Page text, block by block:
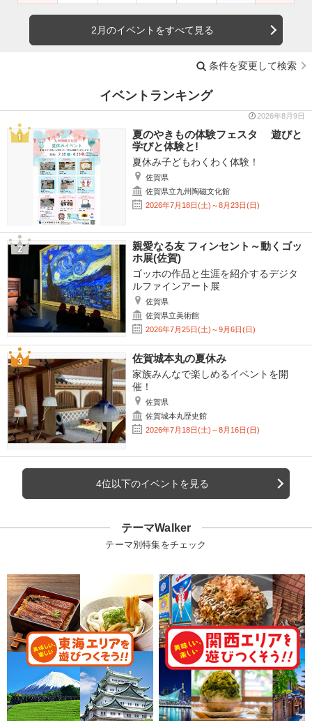
2月のイベントをすべて見る
条件を変更して検索
イベントランキング
2026年8月9日
夏のやきもの体験フェスタ 遊びと
学びと体験と!
夏休み子どもわくわく体験！
佐賀県
佐賀県立九州陶磁文化館
2026年7月18日(土)～8月23日(日)
親愛なる友 フィンセント～動くゴッ
ホ展(佐賀)
ゴッホの作品と生涯を紹介するデジタ
ルファインアート展
佐賀県
佐賀県立美術館
2026年7月25日(土)～9月6日(日)
佐賀城本丸の夏休み
家族みんなで楽しめるイベントを開
催！
佐賀県
佐賀城本丸歴史館
2026年7月18日(土)～8月16日(日)
4位以下のイベントを見る
テーマWalker
テーマ別特集をチェック